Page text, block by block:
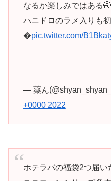
なるか楽しみではある🤭
ハニドロのラメ入りも
�pic.twitter.com/
— 薬ん
+0000 2022
ホテラバの福袋2つ届